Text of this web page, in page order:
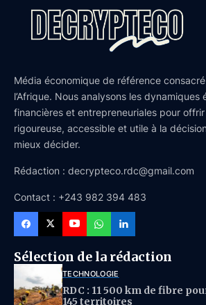
Média économique de référence
l’Afrique. Nous analysons les dynamiques
financières et entrepreneuriales pour
rigoureuse, accessible et utile à la
mieux décider.
Rédaction : decrypteco.rdc@gmail.com
Contact : +243 982 394 483
Sélection de la rédaction
TECHNOLOGIE
RDC : 11 500 km de fibre
145 territoires